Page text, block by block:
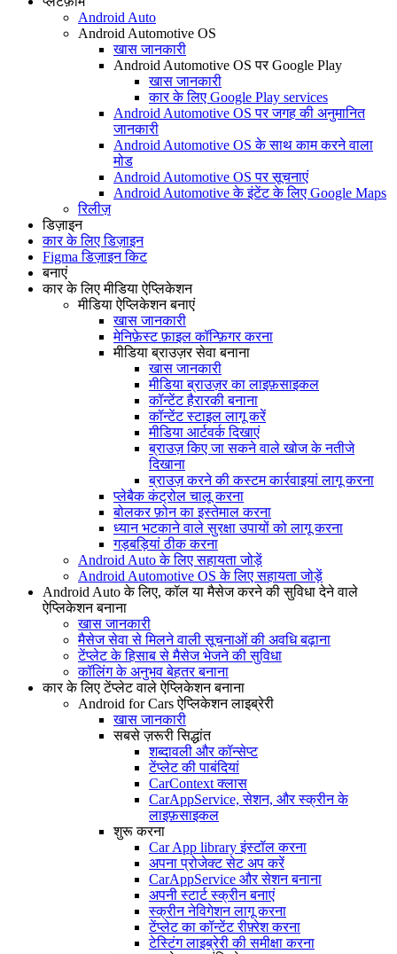
Android Auto
Android Automotive OS
खास जानकारी
Android Automotive OS पर Google Play
खास जानकारी
कार के लिए Google Play services
Android Automotive OS पर जगह की अनुमानित
जानकारी
Android Automotive OS के साथ काम करने वाला
मोड
Android Automotive OS पर सूचनाएं
Android Automotive के इंटेंट के लिए Google Maps
रिलीज़
डिज़ाइन
कार के लिए डिज़ाइन
Figma डिज़ाइन किट
बनाएं
कार के लिए मीडिया ऐप्लिकेशन
मीडिया ऐप्लिकेशन बनाएं
खास जानकारी
मेनिफ़ेस्ट फ़ाइल कॉन्फ़िगर करना
मीडिया ब्राउज़र सेवा बनाना
खास जानकारी
मीडिया ब्राउज़र का लाइफ़साइकल
कॉन्टेंट हैरारकी बनाना
कॉन्टेंट स्टाइल लागू करें
मीडिया आर्टवर्क दिखाएं
ब्राउज़ किए जा सकने वाले खोज के नतीजे
दिखाना
ब्राउज़ करने की कस्टम कार्रवाइयां लागू करना
प्लेबैक कंट्रोल चालू करना
बोलकर फ़ोन का इस्तेमाल करना
ध्यान भटकाने वाले सुरक्षा उपायों को लागू करना
गड़बड़ियां ठीक करना
Android Auto के लिए सहायता जोड़ें
Android Automotive OS के लिए सहायता जोड़ें
Android Auto के लिए, कॉल या मैसेज करने की सुविधा देने वाले
ऐप्लिकेशन बनाना
खास जानकारी
मैसेज सेवा से मिलने वाली सूचनाओं की अवधि बढ़ाना
टेंप्लेट के हिसाब से मैसेज भेजने की सुविधा
कॉलिंग के अनुभव बेहतर बनाना
कार के लिए टेंप्लेट वाले ऐप्लिकेशन बनाना
Android for Cars ऐप्लिकेशन लाइब्रेरी
खास जानकारी
सबसे ज़रूरी सिद्धांत
शब्दावली और कॉन्सेप्ट
टेंप्लेट की पाबंदियां
CarContext क्लास
CarAppService, सेशन, और स्क्रीन के
लाइफ़साइकल
शुरू करना
Car App library इंस्टॉल करना
अपना प्रोजेक्ट सेट अप करें
CarAppService और सेशन बनाना
अपनी स्टार्ट स्क्रीन बनाएं
स्क्रीन नेविगेशन लागू करना
टेंप्लेट का कॉन्टेंट रीफ़्रेश करना
टेस्टिंग लाइब्रेरी की समीक्षा करना